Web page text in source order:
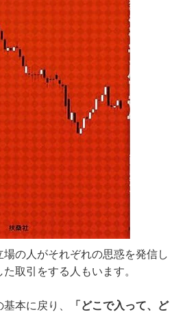
の人がそれぞれの思惑を発信し
取引をする人もいます。
本に戻り、
「どこで入って、ど